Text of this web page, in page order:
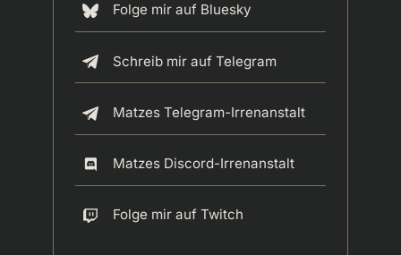
Folge mir auf Bluesky
Schreib mir auf Telegram
Matzes Telegram-Irrenanstalt
Matzes Discord-Irrenanstalt
Folge mir auf Twitch